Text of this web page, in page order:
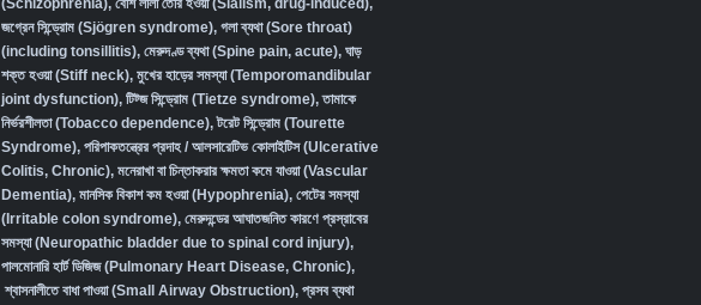
(Schizophrenia), বেশি লালা তৈরি হওয়া (Sialism, drug-induced),
জগ্রেন সিন্ড্রোম (Sjögren syndrome), গলা ব্যথা (Sore throat)
(including tonsillitis), মেরুদণ্ড ব্যথা (Spine pain, acute), ঘাড়
শক্ত হওয়া (Stiff neck), মুখের হাড়ের সমস্যা (Temporomandibular
joint dysfunction), টিট্জ সিন্ড্রোম (Tietze syndrome),তামাকে
নির্ভরশীলতা (Tobacco dependence),টরেট সিন্ড্রোম (Tourette
Syndrome), পরিপাকতন্ত্রের প্রদাহ / আলসারেটিভ কোলাইটিস (Ulcerative
Colitis, Chronic), মনেরাখা বা চিন্তাকরার ক্ষমতা কমে যাওয়া (Vascular
Dementia), মানসিক বিকাশ কম হওয়া (Hypophrenia), পেটের সমস্যা
(Irritable colon syndrome), মেরুদন্ডের আঘাতজনিত কারণে প্রস্রাবের
সমস্যা (Neuropathic bladder due to spinal cord injury),
পালমোনারি হার্ট ডিজিজ (Pulmonary Heart Disease, Chronic),
শ্বাসনালীতে বাধা পাওয়া (Small Airway Obstruction), প্রসব ব্যথা